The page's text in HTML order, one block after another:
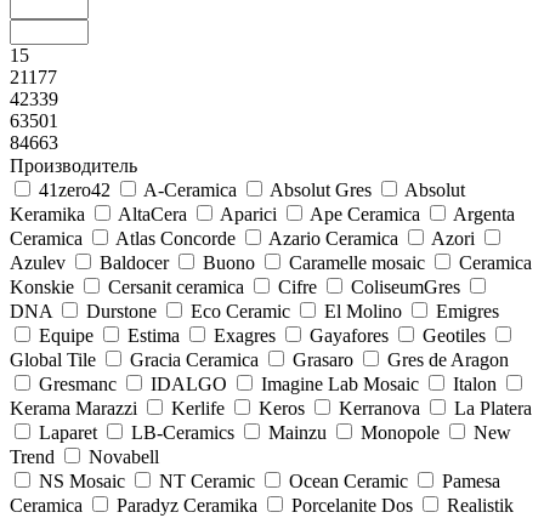
15
21177
42339
63501
84663
Производитель
41zero42
A-Ceramica Absolut Gres
Absolut
Keramika
AltaCera Aparici Ape Ceramica
Argenta
Ceramica
Atlas Concorde Azario Ceramica
Azori
Azulev
Baldocer Buono Caramelle mosaic
Ceramica
Konskie
Cersanit ceramica Cifre
ColiseumGres
DNA
Durstone Eco Ceramic El Molino
Emigres
Equipe
Estima Exagres Gayafores
Geotiles
Global Tile
Gracia Ceramica Grasaro
Gres de Aragon
Gresmanc
IDALGO Imagine Lab Mosaic
Italon
Kerama Marazzi
Kerlife Keros Kerranova
La Platera
Laparet
LB-Ceramics Mainzu Monopole
New
Trend
Novabell
NS Mosaic
NT Ceramic Ocean Ceramic
Pamesa
Ceramica
Paradyz Сeramika Porcelanite Dos
Realistik